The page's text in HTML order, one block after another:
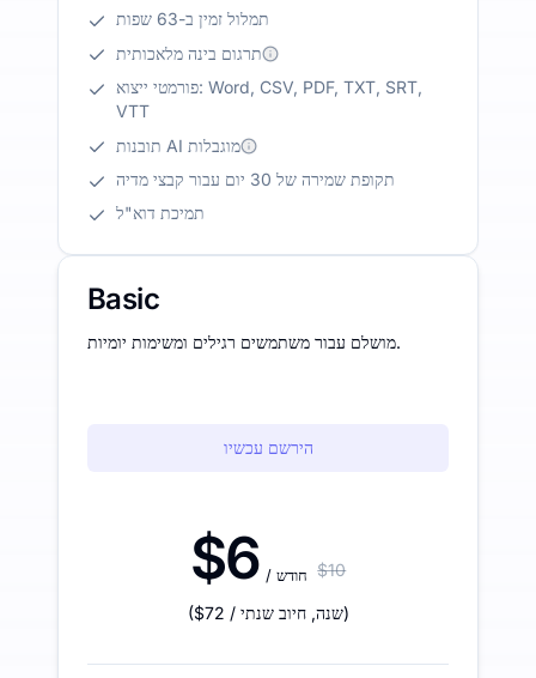
תמלול זמין ב-63 שפות
תרגום בינה מלאכותית
פורמטי ייצוא: Word, CSV, PDF, TXT, SRT,
VTT
תובנות AI מוגבלות
תקופת שמירה של 30 יום עבור קבצי מדיה
תמיכת דוא"ל
Basic
מושלם עבור משתמשים רגילים ומשימות יומיות.
הירשם עכשיו
$6 / חודש $10
($72 / שנה, חיוב שנתי )